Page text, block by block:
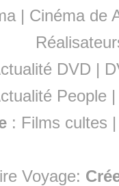
| Cinéma de
DVD |
People
: Films cultes
Voyage: